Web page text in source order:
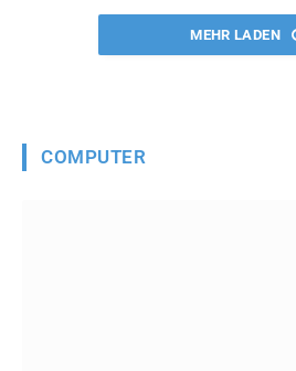
MEHR LADEN
COMPUTER